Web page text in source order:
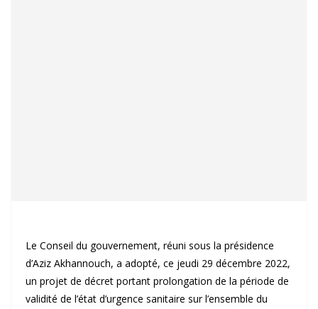
Le Conseil du gouvernement, réuni sous la présidence
d’Aziz Akhannouch, a adopté, ce jeudi 29 décembre 2022,
un projet de décret portant prolongation de la période de
validité de l’état d’urgence sanitaire sur l’ensemble du